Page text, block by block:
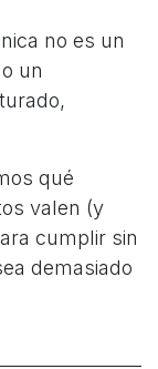
no es un
un
qué
valen (y
cumplir sin
demasiado